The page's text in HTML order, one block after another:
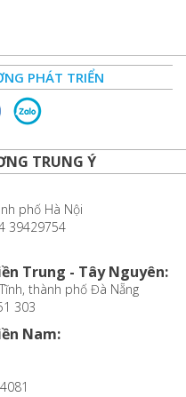
PHÁT TRIỂN
TRUNG Ý
phố Hà Nội
39429754
Trung - Tây Nguyên:
thành phố Đà Nẵng
303
Nam: